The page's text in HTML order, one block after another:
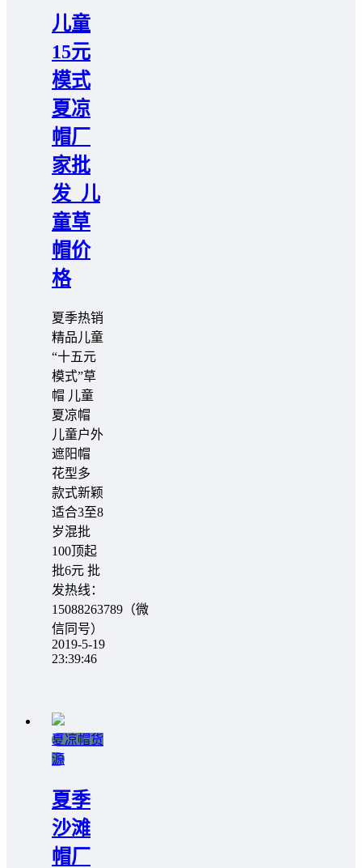
儿童
15元
模式
夏凉
帽厂
家批
发_儿
童草
帽价
格
夏季热销
精品儿童
“十五元
模式”草
帽 儿童
夏凉帽
儿童户外
遮阳帽
花型多
款式新颖
适合3至8
岁混批
100顶起
批6元 批
发热线：
15088263789（微
信同号）
2019-5-19
23:39:46
夏凉帽货
源
夏季
沙滩
帽厂